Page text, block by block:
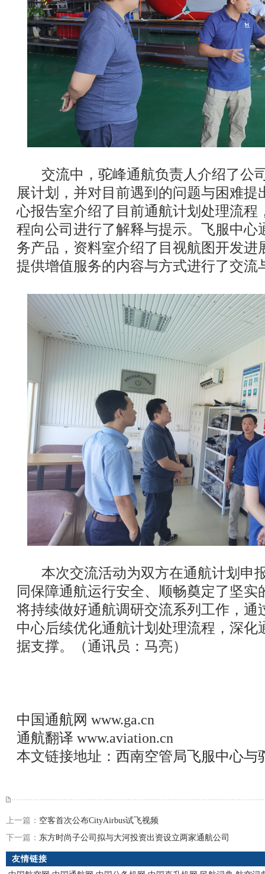
交流中，驼峰通航负责人介绍了公
展计划，并对目前遇到的问题与困难提
心报告室介绍了目前通航计划处理流程
程向公司进行了解释与提示。飞服中心
务产品，资料室介绍了目视航图开发进
提供增值服务的内容与方式进行了交流
本次交流活动为双方在通航计划申
同保障通航运行安全、顺畅奠定了坚
将持续做好通航调研交流系列工作，通
中心后续优化通航计划处理流程，深化
据支撑。（通讯员：马亮）
中国通航网 www.ga.cn
通航翻译 www.aviation.cn
本文链接地址： 西南空管局飞服中心与
上一篇： 空客首次公布CityAirbus试飞视频
下一篇： 东方时尚子公司拟与大河投资出资设立两家通航公司
友情链接